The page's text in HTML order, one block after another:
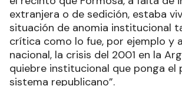
extranjera o de sedición, estaba
situación de anomia institucional
crítica como lo fue, por ejemplo y
nacional, la crisis del 2001 en la
quiebre institucional que ponga el
sistema republicano”.